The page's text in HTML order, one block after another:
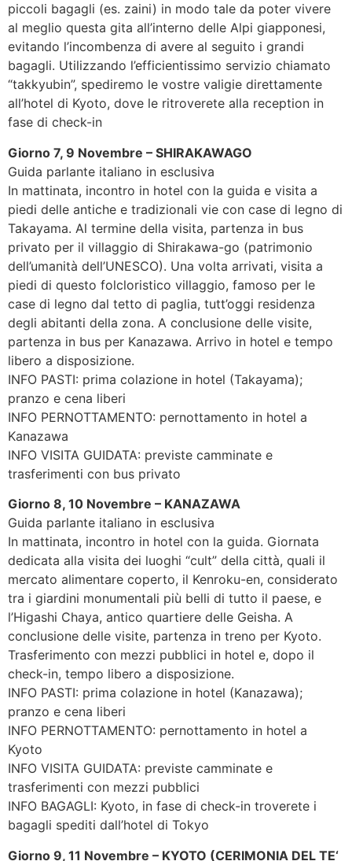
piccoli bagagli (es. zaini) in modo tale da poter vivere
al meglio questa gita all’interno delle Alpi giapponesi,
evitando l’incombenza di avere al seguito i grandi
bagagli. Utilizzando l’efficientissimo servizio chiamato
“takkyubin”, spediremo le vostre valigie direttamente
all’hotel di Kyoto, dove le ritroverete alla reception in
fase di check-in
Giorno 7, 9 Novembre – SHIRAKAWAGO
Guida parlante italiano in esclusiva
In mattinata, incontro in hotel con la guida e visita a
piedi delle antiche e tradizionali vie con case di legno di
Takayama. Al termine della visita, partenza in bus
privato per il villaggio di Shirakawa-go (patrimonio
dell’umanità dell’UNESCO). Una volta arrivati, visita a
piedi di questo folcloristico villaggio, famoso per le
case di legno dal tetto di paglia, tutt’oggi residenza
degli abitanti della zona. A conclusione delle visite,
partenza in bus per Kanazawa. Arrivo in hotel e tempo
libero a disposizione.
INFO PASTI: prima colazione in hotel (Takayama);
pranzo e cena liberi
INFO PERNOTTAMENTO: pernottamento in hotel a
Kanazawa
INFO VISITA GUIDATA: previste camminate e
trasferimenti con bus privato
Giorno 8, 10 Novembre – KANAZAWA
Guida parlante italiano in esclusiva
In mattinata, incontro in hotel con la guida. Giornata
dedicata alla visita dei luoghi “cult” della città, quali il
mercato alimentare coperto, il Kenroku-en, considerato
tra i giardini monumentali più belli di tutto il paese, e
l’Higashi Chaya, antico quartiere delle Geisha. A
conclusione delle visite, partenza in treno per Kyoto.
Trasferimento con mezzi pubblici in hotel e, dopo il
check-in, tempo libero a disposizione.
INFO PASTI: prima colazione in hotel (Kanazawa);
pranzo e cena liberi
INFO PERNOTTAMENTO: pernottamento in hotel a
Kyoto
INFO VISITA GUIDATA: previste camminate e
trasferimenti con mezzi pubblici
INFO BAGAGLI: Kyoto, in fase di check-in troverete i
bagagli spediti dall’hotel di Tokyo
Giorno 9, 11 Novembre – KYOTO (CERIMONIA DEL TE‘